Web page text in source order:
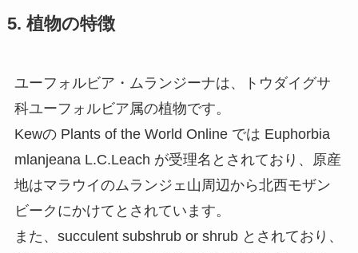
5. 植物の特徴
ユーフォルビア・ムランジーナは、トウダイグサ
科ユーフォルビア属の植物です。
Kewの Plants of the World Online では Euphorbia
mlanjeana L.C.Leach が受理名とされており、原産
地はマラウイのムランジェ山周辺から北西モザン
ビークにかけてとされています。
また、succulent subshrub or shrub とされており、